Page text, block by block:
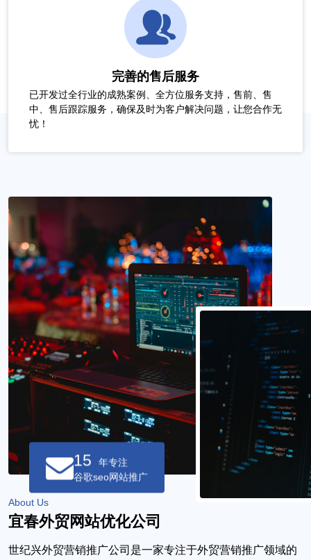
完善的售后服务
已开发过全行业的成熟案例、全方位服务支持，售前、售
中、售后跟踪服务，确保及时为客户解决问题，让您合作无
忧！
15
年专注
谷歌seo网站推广
About Us
宜春外贸网站优化公司
世纪兴外贸营销推广公司是一家专注于外贸营销推广领域的